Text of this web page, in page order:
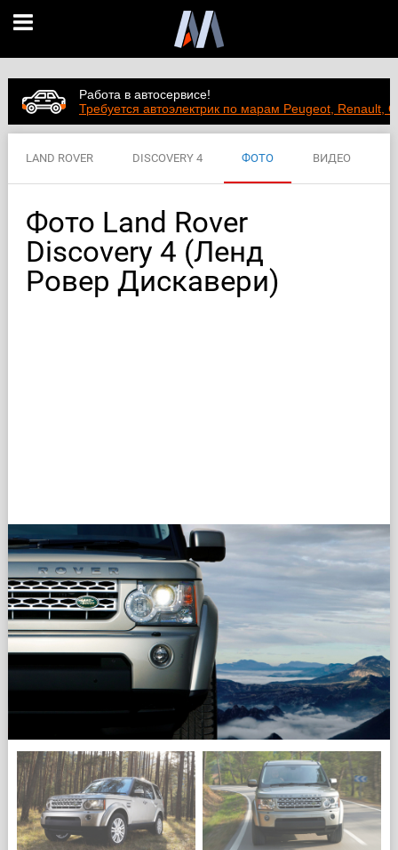
Работа в автосервисе!
Требуется автоэлектрик по марам Peugeot, Renault,
LAND ROVER DISCOVERY 4 ФОТО ВИДЕО
ХАРАКТЕРИСТИКИ
Фото Land Rover
Discovery 4 (Ленд
Ровер Дискавери)